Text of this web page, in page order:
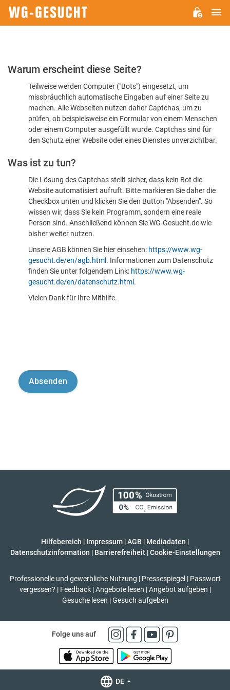
Bitte
dass
sind
Warum erscheint diese Seite?
Teilweise werden Computer ("Bots") eingesetzt, um
missbräuchlich automatische Eingaben auf einer Seite zu
machen. Alle Webseiten nutzen daher Captchas, um zu
prüfen, ob beispielsweise ein Formular von einem Menschen
oder einem Computer ausgefüllt wurde. Captchas sind für
den Schutz einer Website oder eines Dienstes unverzichtbar.
Was ist zu tun?
Die Lösung des Captchas stellt sicher, dass kein Bot die
Website automatisiert aufruft. Bitte markieren Sie daher die
Checkbox unten und klicken Sie den Button "Absenden". So
wissen wir, dass Sie kein Programm, sondern eine reale
Person sind. Anschließend können Sie WG-Gesucht.de wie
bisher weiter nutzen.
Unsere AGB können Sie hier einsehen: https://www.wg-
gesucht.de/en/agb.html . Informationen zum Datenschutz
finden Sie unter folgendem Link: https://www.wg-
gesucht.de/en/datenschutz.html .
Vielen Dank für Ihre Mithilfe.
Hilfebereich | Impressum |AGB | Mediadaten |
Datenschutzinformation | Barrierefreiheit | Cookie-Einstellungen
Professionelle und gewerbliche Nutzung | Pressespiegel | Passwort
vergessen? | Feedback | Angebote lesen | Angebot aufgeben |
Gesuche lesen | Gesuch aufgeben
Folge uns auf
DE